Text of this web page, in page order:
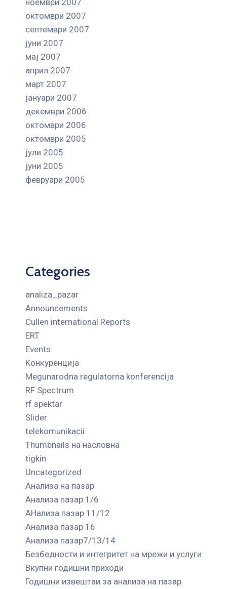
октомври 2007
септември 2007
јуни 2007
мај 2007
април 2007
март 2007
јануари 2007
декември 2006
октомври 2006
октомври 2005
јули 2005
јуни 2005
февруари 2005
Categories
analiza_pazar
Announcements
Cullen international Reports
ERT
Events
Kонкуренција
Megunarodna regulatorna konferencija
RF Spectrum
rf spektar
Slider
telekomunikacii
Thumbnails на насловна
tigkin
Uncategorized
Анализа на пазар
Анализа пазар 1/6
АНализа пазар 11/12
Анализа пазар 16
Анализа пазар7/13/14
Безбедности и интегритет на мрежи и услуги
Вкупни годишни приходи
Годишни извештаи за анализа на пазар